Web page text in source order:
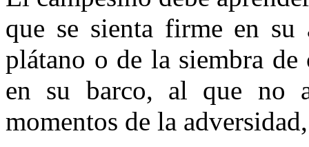
que se sien­ta firme en
plátano o de la siembra
en su barco, al que no
momentos de la